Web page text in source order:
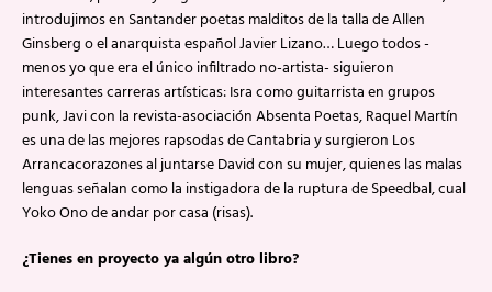
introdujimos en Santander poetas malditos de la talla de Allen
Ginsberg o el anarquista español Javier Lizano… Luego todos -
menos yo que era el único infiltrado no-artista- siguieron
interesantes carreras artísticas: Isra como guitarrista en grupos
punk, Javi con la revista-asociación Absenta Poetas, Raquel Martín
es una de las mejores rapsodas de Cantabria y surgieron Los
Arrancacorazones al juntarse David con su mujer, quienes las malas
lenguas señalan como la instigadora de la ruptura de Speedbal, cual
Yoko Ono de andar por casa (risas).
¿Tienes en proyecto ya algún otro libro?